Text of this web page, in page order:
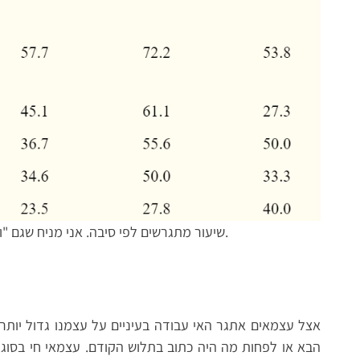
שיעור מתגרשים לפי סיבה. אני מניח שגם "ויכוחים" קשורם פעמים רבות לנושאים כלכליים.
אצל עצמאים אתגר האי עבודה בעיניים על עצמנו גדול
הבא או לפחות מה היה כתוב בתלוש הקודם. עצמאי חי